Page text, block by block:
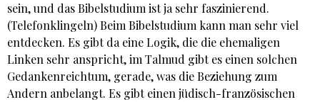
sein, und das Bibelstudium ist ja sehr faszinierend.
(Telefonklingeln) Beim Bibelstudium kann man sehr viel
entdecken. Es gibt da eine Logik, die die ehemaligen
Linken sehr anspricht, im Talmud gibt es einen solchen
Gedankenreichtum, gerade, was die Beziehung zum
Andern anbelangt. Es gibt einen jüdisch-französischen